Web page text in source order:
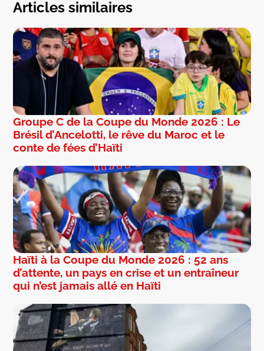
Articles similaires
Groupe C de la Coupe du Monde 2026 : Le
Brésil d’Ancelotti, le rêve du Maroc et le
conte de fées d’Haïti
Haïti à la Coupe du Monde 2026 : 52 ans
d’attente, un pays en crise et un entraîneur
qui n’est jamais allé en Haïti